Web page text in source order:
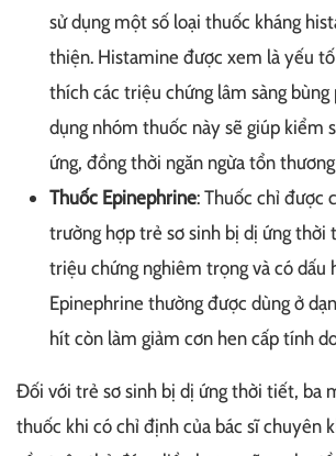
sử dụng một số loại thuốc kháng
thiện. Histamine được xem là yếu
thích các triệu chứng lâm sàng bùng
dụng nhóm thuốc này sẽ giúp kiểm
ứng, đồng thời ngăn ngừa tổn
Thuốc Epinephrine: Thuốc chỉ được
trường hợp trẻ sơ sinh bị dị ứng thời
triệu chứng nghiêm trọng và có dấu
Epinephrine thường được dùng ở
hít còn làm giảm cơn hen cấp tính
Đối với trẻ sơ sinh bị dị ứng thời tiết, ba
thuốc khi có chỉ định của bác sĩ chuyên